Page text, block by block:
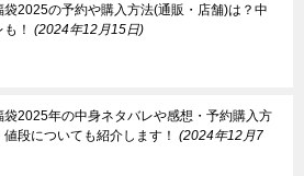
袋2025の予約や購入方法(通販・店舗)は？中
！
2024年12月15日
袋2025年の中身ネタバレや感想・予約購入方
段についても紹介します！
2024年12月7